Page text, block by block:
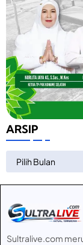
ARSIP
ARSIP
Sultralive.com